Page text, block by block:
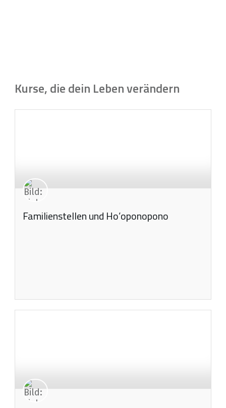
Kurse, die dein Leben verändern
Familienstellen und Ho’oponopono